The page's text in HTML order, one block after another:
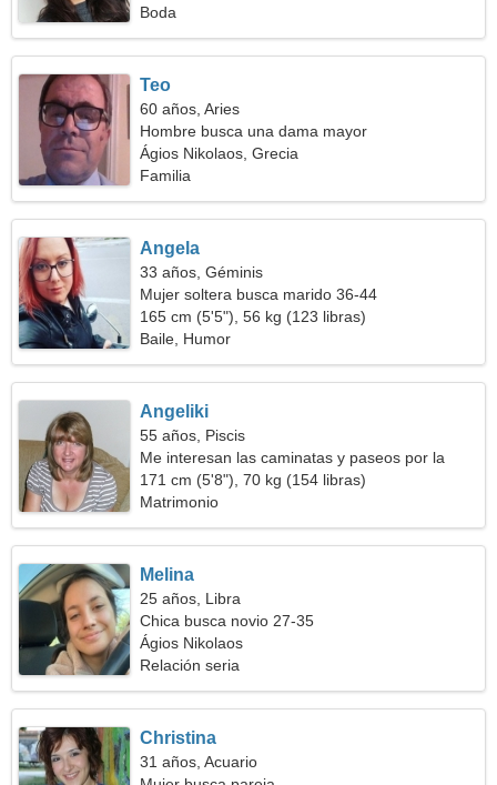
Boda
Teo
60 años, Aries
Hombre busca una dama mayor
Ágios Nikolaos, Grecia
Familia
Angela
33 años, Géminis
Mujer soltera busca marido 36-44
165 cm (5'5"), 56 kg (123 libras)
Baile, Humor
Angeliki
55 años, Piscis
Me interesan las caminatas y paseos por la
naturaleza
171 cm (5'8"), 70 kg (154 libras)
Matrimonio
Melina
25 años, Libra
Chica busca novio 27-35
Ágios Nikolaos
Relación seria
Christina
31 años, Acuario